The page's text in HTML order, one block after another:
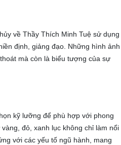
về Thầy Thích Minh Tuệ sử dụng
định, giảng đạo. Những hình ảnh
mà còn là biểu tượng của sự
kỹ lưỡng để phù hợp với phong
đỏ, xanh lục không chỉ làm nổi
với các yếu tố ngũ hành, mang